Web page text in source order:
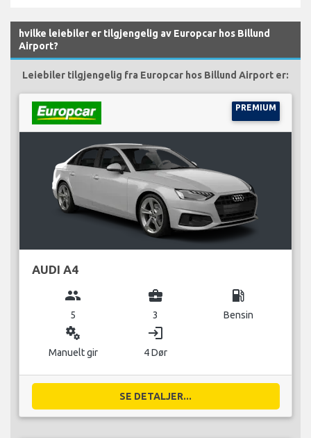
hvilke leiebiler er tilgjengelig av Europcar hos Billund
Airport?
Leiebiler tilgjengelig fra Europcar hos Billund Airport er:
PREMIUM
AUDI A4
group
5
business_center
3
local_gas_station
Bensin
miscellaneous_services
Manuelt gir
login
4 Dør
SE DETALJER...